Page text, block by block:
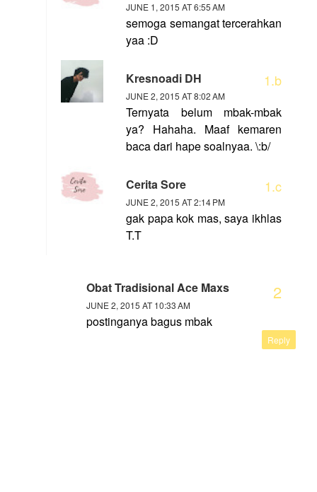
JUNE 1, 2015 AT 6:55 AM
semoga semangat tercerahkan
yaa :D
Kresnoadi DH
JUNE 2, 2015 AT 8:02 AM
Ternyata belum mbak-mbak
ya? Hahaha. Maaf kemaren
baca dari hape soalnyaa. \:b/
Cerita Sore
JUNE 2, 2015 AT 2:14 PM
gak papa kok mas, saya ikhlas
T.T
Obat Tradisional Ace Maxs
JUNE 2, 2015 AT 10:33 AM
postinganya bagus mbak
Reply